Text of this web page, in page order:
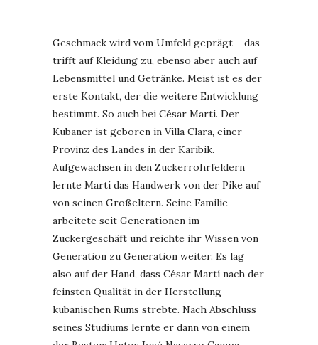
Geschmack wird vom Umfeld geprägt – das
trifft auf Kleidung zu, ebenso aber auch auf
Lebensmittel und Getränke. Meist ist es der
erste Kontakt, der die weitere Entwicklung
bestimmt. So auch bei César Martí. Der
Kubaner ist geboren in Villa Clara, einer
Provinz des Landes in der Karibik.
Aufgewachsen in den Zuckerrohrfeldern
lernte Martí das Handwerk von der Pike auf
von seinen Großeltern. Seine Familie
arbeitete seit Generationen im
Zuckergeschäft und reichte ihr Wissen von
Generation zu Generation weiter. Es lag
also auf der Hand, dass César Martí nach der
feinsten Qualität in der Herstellung
kubanischen Rums strebte. Nach Abschluss
seines Studiums lernte er dann von einem